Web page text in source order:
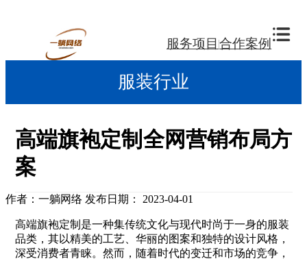
服务项目 合作案例
服装行业
高端旗袍定制全网营销布局方
案
作者：一躺网络 发布日期： 2023-04-01
高端旗袍定制是一种集传统文化与现代时尚于一身的服装
品类，其以精美的工艺、华丽的图案和独特的设计风格，
深受消费者青睐。然而，随着时代的变迁和市场的竞争，